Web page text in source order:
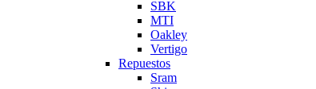
SBK
MTI
Oakley
Vertigo
Repuestos
Sram